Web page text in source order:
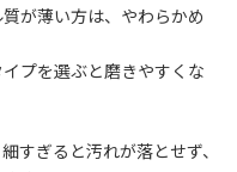
が薄い方は、やわらかめ
プを選ぶと磨きやすくな
すぎると汚れが落とせず、